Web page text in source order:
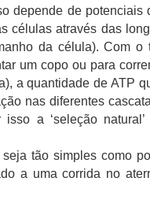
depende de potenciais
células através das
da célula). Com o
um copo ou para
a quantidade de ATP
nas diferentes
a ‘seleção
tão simples como
a uma corrida no